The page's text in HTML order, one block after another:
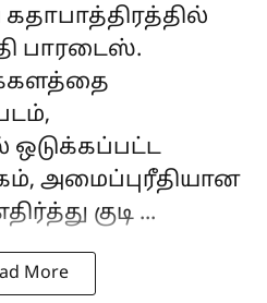
பாரடைஸ்.
ஒடுக்கப்பட்ட
அமைப்புரீதியான
குடி ...
More